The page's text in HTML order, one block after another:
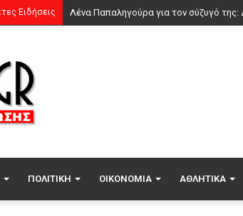
Ειδήσεις
ΠΟΛΙΤΙΚΉ ΟΙΚΟΝΟΜΊΑ ΑΘΛΗΤΙΚΆ